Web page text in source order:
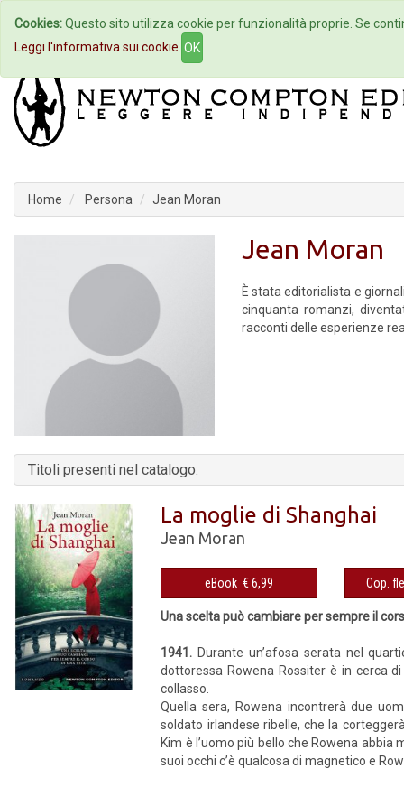
Home Autori Eventi
Home Persona Jean Moran
Jean Moran
È stata editorialista e
cinquanta romanzi,
racconti delle esperienze
Titoli presenti nel catalogo:
La moglie di Shanghai
Jean Moran
eBook € 6,99
Una scelta può cambiare per sempre il
1941.Durante un’afosa serata nel
dottores­sa Rowena Rossiter è in cerca
collasso.
Quella sera, Rowena incontrerà due
soldato irlandese ribelle, che la
Kim è l’uomo più bello che Rowena abbia
suoi occhi c’è qualcosa di magnetico e
Cookies:Questo sito utilizza cookie per funzionalità proprie. Se
Leggi l'informativa sui cookie OK